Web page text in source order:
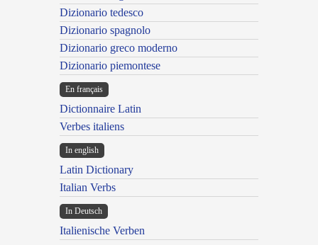
Dizionario tedesco
Dizionario spagnolo
Dizionario greco moderno
Dizionario piemontese
En français
Dictionnaire Latin
Verbes italiens
In english
Latin Dictionary
Italian Verbs
In Deutsch
Italienische Verben